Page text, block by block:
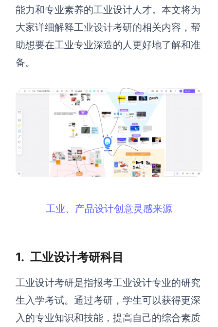
资源与下载
向团队介绍
高效协作
素材整理
涂鸦画板
敏捷实践
客户旅程图
路线图
ER图
能力和专业素养的工业设计人才。 本文将为
大家详细解释工业设计考研的相关内容，帮
助想要在工业专业深造的人更好地了解和准
备。
工业、产品设计创意灵感来源
1. 工业设计考研科目
工业设计考研是指报考工业设计专业的研究
生入学考试。通过考研，学生可以获得更深
入的专业知识和技能，提高自己的综合素质